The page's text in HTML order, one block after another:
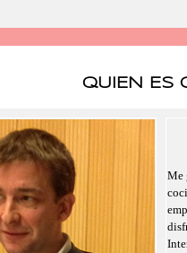
QUIEN ES
Me